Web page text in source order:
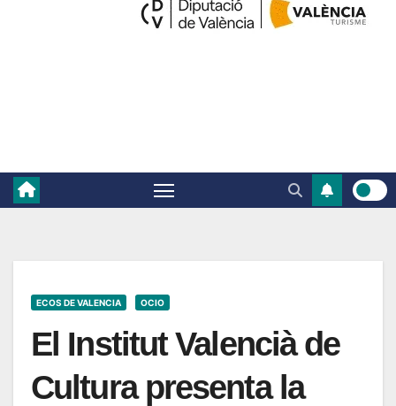
ECOS DE VALENCIA OCIO
El Institut Valencià de
Cultura presenta la